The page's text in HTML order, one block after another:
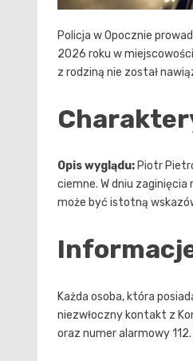
Policja w Opocznie
2026 roku w
z rodziną nie został
Opis wyglądu:Piotr
ciemne. W dniu zaginięcia
może być istotną
Każda osoba, która
niezwłoczny kontakt z
oraz numer alarmowy